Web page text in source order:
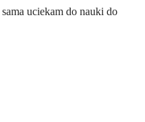
uciekam do nauki do